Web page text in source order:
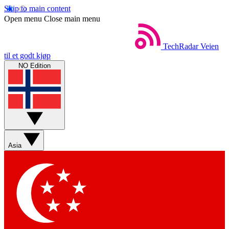
Skip to main content
Open menu Close main menu
TechRadar Veien
til et godt kjøp
NO Edition
Asia